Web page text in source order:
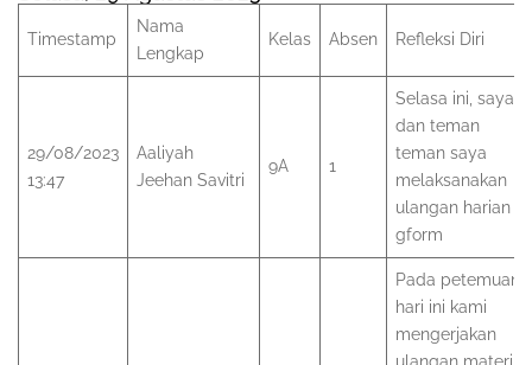
Timestamp
Nama
Lengkap
Kelas Absen Refleksi Diri
29/08/2023
13:47
Aaliyah
Jeehan Savitri
9A 1
Selasa ini, saya
dan teman
teman saya
melaksanakan
ulangan harian di
gform
Pada petemuan
hari ini kami
mengerjakan
ulangan materi